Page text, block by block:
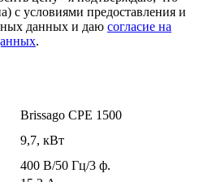
с условиями предоставления и
данных и даю согласие на
.
Brissago CPE 1500
9,7, кВт
400 В/50 Гц/3 ф.